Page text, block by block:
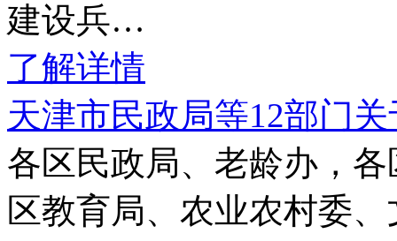
建设兵…
了解详情
天津市民政局等12部门
各区民政局、老龄办，
区教育局、农业农村委